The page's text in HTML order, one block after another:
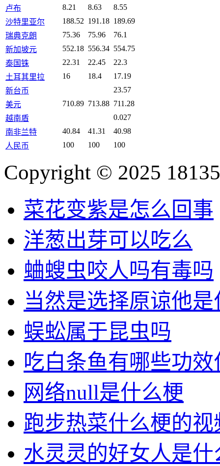
卢布
8.21 8.63
8.55
沙特里亚尔
188.52 191.18 189.69
瑞典克朗
75.36 75.96
76.1
新加坡元
552.18 556.34 554.75
泰国铢
22.31 22.45
22.3
土耳其里拉
16 18.4
17.19
新台币
23.57
美元
710.89 713.88 711.28
越南盾
0.027
南非兰特
40.84 41.31
40.98
人民币
100 100 100
Copyright © 2025
菜花变紫是怎么回事
洋葱出芽可以吃么
蛐螋虫咬人吗有毒吗
当然是选择原谅他是
蜈蚣属于昆虫吗
吃白条鱼有哪些功效
网络null是什么梗
跑步热菜什么梗的视
水灵灵的好女人是什